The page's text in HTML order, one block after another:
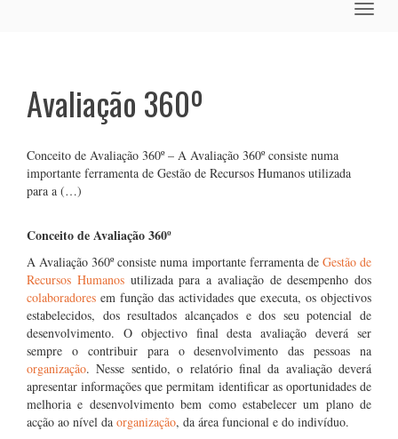
Toggle
Avaliação 360º
Conceito de Avaliação 360º – A Avaliação 360º consiste numa
importante ferramenta de Gestão de Recursos Humanos utilizada
para a (…)
Conceito de Avaliação 360º
A Avaliação 360º consiste numa importante ferramenta de Gestão de
Recursos Humanosutilizada para a avaliação de desempenho dos
colaboradores em função das actividades que executa, os objectivos
estabelecidos, dos resultados alcançados e dos seu potencial de
desenvolvimento. O objectivo final desta avaliação deverá ser
sempre o contribuir para o desenvolvimento das pessoas na
organização. Nesse sentido, o relatório final da avaliação deverá
apresentar informações que permitam identificar as oportunidades de
melhoria e desenvolvimento bem como estabelecer um plano de
acção ao nível da organização, da área funcional e do indivíduo.